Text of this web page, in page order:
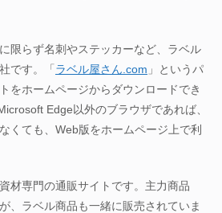
限らず名刺やステッカーなど、ラベル
です。「 ラベル屋さん.com 」というパ
をホームページからダウンロードでき
Edge以外のブラウザであれば、
くても、Web版をホームページ上で利
材専門の通販サイトです。主力商品
、ラベル商品も一緒に販売されていま